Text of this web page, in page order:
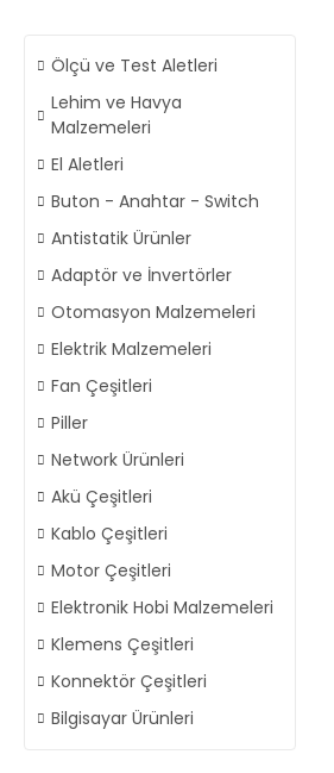
Ölçü ve Test Aletleri
Lehim ve Havya
Malzemeleri
El Aletleri
Buton - Anahtar - Switch
Antistatik Ürünler
Adaptör ve İnvertörler
Otomasyon Malzemeleri
Elektrik Malzemeleri
Fan Çeşitleri
Piller
Network Ürünleri
Akü Çeşitleri
Kablo Çeşitleri
Motor Çeşitleri
Elektronik Hobi Malzemeleri
Klemens Çeşitleri
Konnektör Çeşitleri
Bilgisayar Ürünleri